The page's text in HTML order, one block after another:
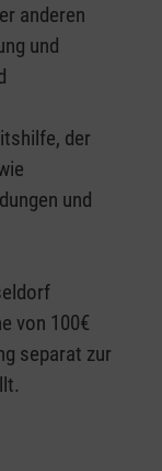
anderen
und
der
und
von 100€
separat zur